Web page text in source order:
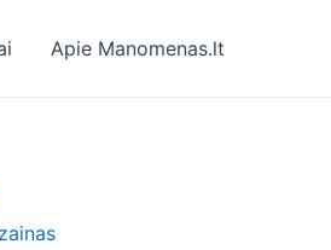
Apie Manomenas.lt